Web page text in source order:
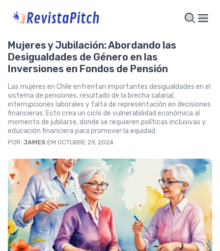
Mujeres y Jubilación: Abordando las
Desigualdades de Género en las
Inversiones en Fondos de Pensión
Las mujeres en Chile enfrentan importantes desigualdades en el
sistema de pensiones, resultado de la brecha salarial,
interrupciones laborales y falta de representación en decisiones
financieras. Esto crea un ciclo de vulnerabilidad económica al
momento de jubilarse, donde se requieren políticas inclusivas y
educación financiera para promover la equidad.
POR:JAMES EM OCTUBRE 29, 2024